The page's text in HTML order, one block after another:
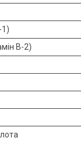
1)
B-2)